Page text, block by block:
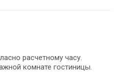
расчетному часу.
комнате гостиницы.